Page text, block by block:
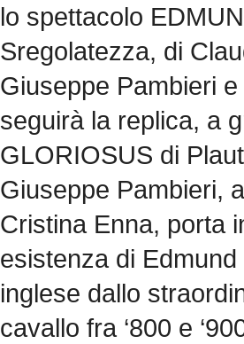
lo spettacolo
Sregolatezza, di
Giuseppe Pambieri
seguirà la replica, a
GLORIOSUS di
Giuseppe Pambieri,
Cristina Enna, porta
esistenza di
inglese dallo
cavallo fra ‘800 e